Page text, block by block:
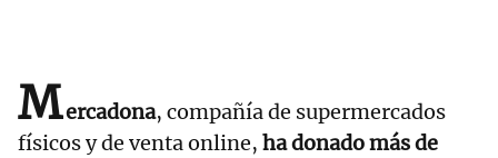
Mercadona, compañía de supermercados
físicos y de venta online, ha donado más de